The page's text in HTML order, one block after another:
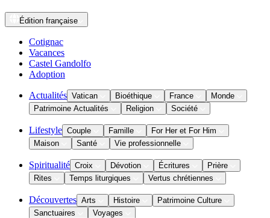
Édition française
Cotignac
Vacances
Castel Gandolfo
Adoption
Actualités Vatican Bioéthique France
Monde
Patrimoine Actualités
Religion Société
Lifestyle Couple Famille
For Her et For Him
Maison
Santé Vie professionnelle
Spiritualité Croix Dévotion Écritures
Prière
Rites
Temps liturgiques Vertus chrétiennes
Découvertes Arts Histoire
Patrimoine Culture
Sanctuaires
Voyages